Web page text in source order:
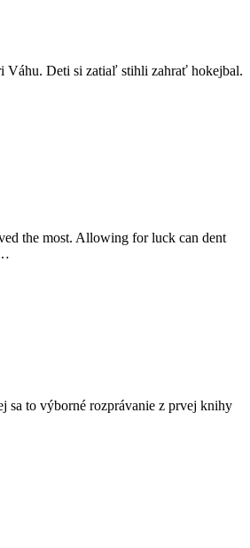
Váhu. Deti si zatiaľ stihli zahrať hokejbal.
the most. Allowing for luck can dent
sa to výborné rozprávanie z prvej knihy